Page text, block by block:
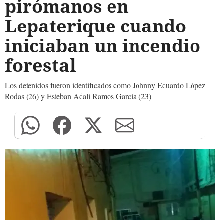
pirómanos en
Lepaterique cuando
iniciaban un incendio
forestal
Los detenidos fueron identificados como Johnny Eduardo López
Rodas (26) y Esteban Adali Ramos García (23)